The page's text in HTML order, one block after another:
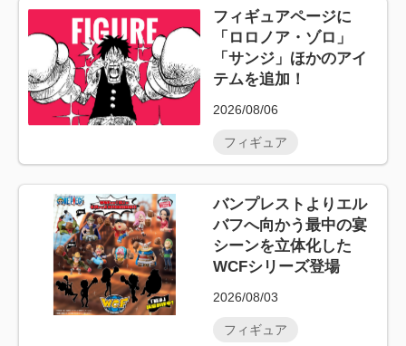
フィギュアページに
「ロロノア・ゾロ」
「サンジ」ほかのアイ
テムを追加！
2026/08/06
フィギュア
バンプレストよりエル
バフへ向かう最中の宴
シーンを立体化した
WCFシリーズ登場
2026/08/03
フィギュア